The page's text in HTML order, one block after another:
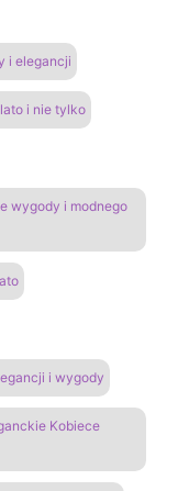
i elegancji
i nie tylko
wygody i modnego
i wygody
Kobiece